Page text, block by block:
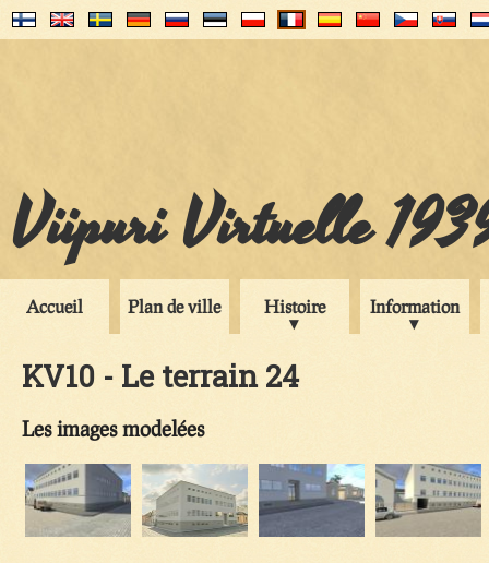
Viipuri Virtuelle
Accueil Plan de ville Histoire Information
KV10 - Le terrain 24
Les images modelées